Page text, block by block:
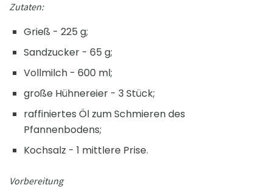
Zutaten:
Grieß - 225 g;
Sandzucker - 65 g;
Vollmilch - 600 ml;
große Hühnereier - 3 Stück;
raffiniertes Öl zum Schmieren des
Pfannenbodens;
Kochsalz - 1 mittlere Prise.
Vorbereitung